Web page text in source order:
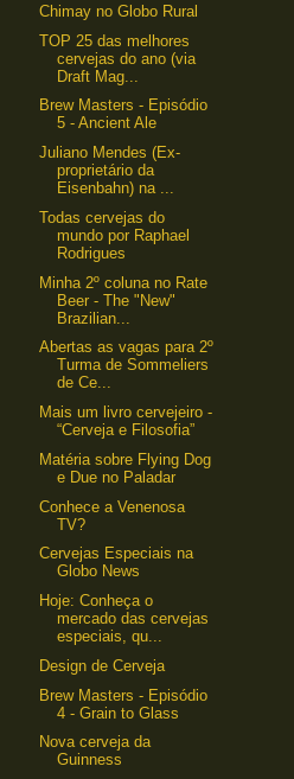
Chimay no Globo Rural
TOP 25 das melhores
cervejas do ano (via
Draft Mag...
Brew Masters - Episódio
5 - Ancient Ale
Juliano Mendes (Ex-
proprietário da
Eisenbahn) na ...
Todas cervejas do
mundo por Raphael
Rodrigues
Minha 2º coluna no Rate
Beer - The "New"
Brazilian...
Abertas as vagas para 2º
Turma de Sommeliers
de Ce...
Mais um livro cervejeiro -
“Cerveja e Filosofia”
Matéria sobre Flying Dog
e Due no Paladar
Conhece a Venenosa
TV?
Cervejas Especiais na
Globo News
Hoje: Conheça o
mercado das cervejas
especiais, qu...
Design de Cerveja
Brew Masters - Episódio
4 - Grain to Glass
Nova cerveja da
Guinness